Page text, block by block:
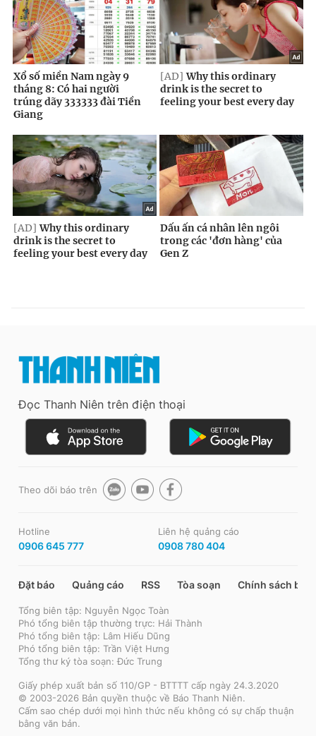
Đọc Thanh Niên trên điện thoại
Theo dõi báo trên
Hotline
0906 645 777
Liên hệ quảng cáo
0908 780 404
Đặt báo Quảng cáo RSS Tòa soạn Chính sách bảo
Tổng biên tập: Nguyễn Ngọc Toàn
Phó tổng biên tập thường trực: Hải Thành
Phó tổng biên tập: Lâm Hiếu Dũng
Phó tổng biên tập: Trần Việt Hưng
Tổng thư ký tòa soạn: Đức Trung
Giấy phép xuất bản số 110/GP - BTTTT cấp ngày 24.3.2020
© 2003-2026 Bản quyền thuộc về Báo Thanh Niên.
Cấm sao chép dưới mọi hình thức nếu không có sự chấp thuận
bằng văn bản.